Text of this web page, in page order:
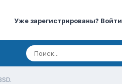
Уже зарегистрированы? Войти